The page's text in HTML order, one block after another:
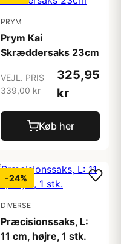
PRYM
Prym Kai
Skræddersaks 23cm
VEJL. PRIS
339,00 kr
325,95
kr
Køb her
-24%
DIVERSE
Præcisionssaks, L:
11 cm, højre, 1 stk.